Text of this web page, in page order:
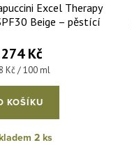
Excel Therapy
Beige – pěstící
50 mlKč
cena:
Kč / 100 ml
KOŠÍKU
2 ks